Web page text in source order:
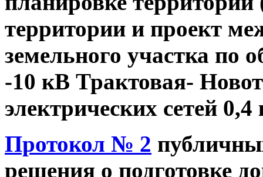
территории и проект
земельного участка по
-10 кВ Трактовая-
электрических сетей
Протокол № 2
решения о подготовке